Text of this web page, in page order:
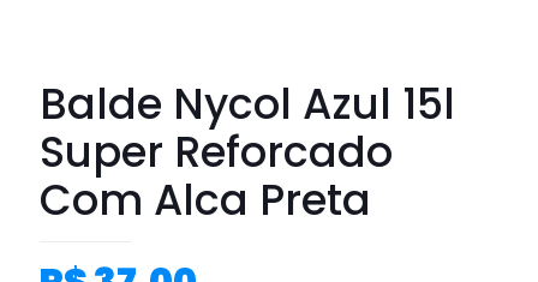
Balde Nycol Azul 15l
Super Reforcado
Com Alca Preta